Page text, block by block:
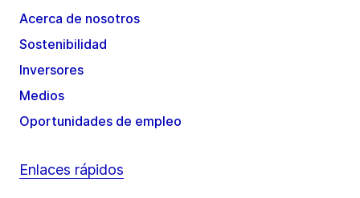
Acerca de nosotros
Sostenibilidad
Inversores
Medios
Oportunidades de empleo
Enlaces rápidos